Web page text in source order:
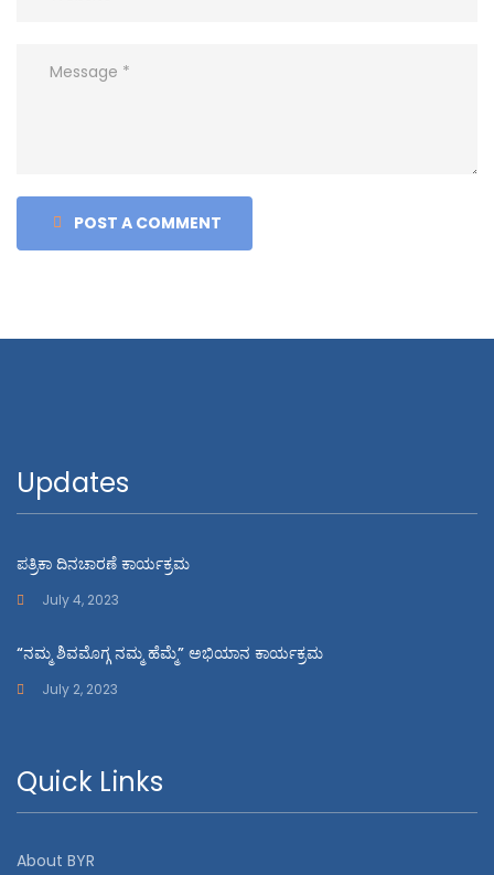
POST A COMMENT
Updates
ಪತ್ರಿಕಾ ದಿನಚಾರಣೆ ಕಾರ್ಯಕ್ರಮ
July 4, 2023
“ನಮ್ಮ ಶಿವಮೊಗ್ಗ ನಮ್ಮ ಹೆಮ್ಮೆ” ಅಭಿಯಾನ ಕಾರ್ಯಕ್ರಮ
July 2, 2023
Quick Links
About BYR